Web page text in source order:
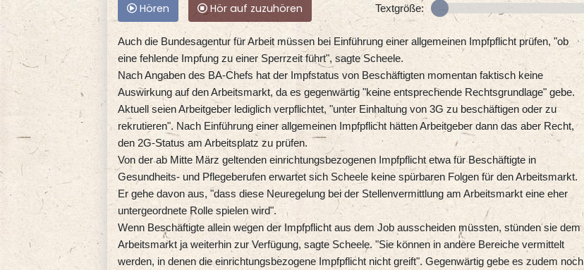
Hören Hör auf zuzuhören Textgröße:
Auch die Bundesagentur für Arbeit müssen bei Einführung einer allgemeinen Impfpflicht prüfen, "ob
eine fehlende Impfung zu einer Sperrzeit führt", sagte Scheele.
Nach Angaben des BA-Chefs hat der Impfstatus von Beschäftigten momentan faktisch keine
Auswirkung auf den Arbeitsmarkt, da es gegenwärtig "keine entsprechende Rechtsgrundlage" gebe.
Aktuell seien Arbeitgeber lediglich verpflichtet, "unter Einhaltung von 3G zu beschäftigen oder zu
rekrutieren". Nach Einführung einer allgemeinen Impfpflicht hätten Arbeitgeber dann das aber Recht,
den 2G-Status am Arbeitsplatz zu prüfen.
Von der ab Mitte März geltenden einrichtungsbezogenen Impfpflicht etwa für Beschäftigte in
Gesundheits- und Pflegeberufen erwartet sich Scheele keine spürbaren Folgen für den Arbeitsmarkt.
Er gehe davon aus, "dass diese Neuregelung bei der Stellenvermittlung am Arbeitsmarkt eine eher
untergeordnete Rolle spielen wird".
Wenn Beschäftigte allein wegen der Impfpflicht aus dem Job ausscheiden müssten, stünden sie dem
Arbeitsmarkt ja weiterhin zur Verfügung, sagte Scheele. "Sie können in andere Bereiche vermittelt
werden, in denen die einrichtungsbezogene Impfpflicht nicht greift". Gegenwärtig gebe es zudem noch